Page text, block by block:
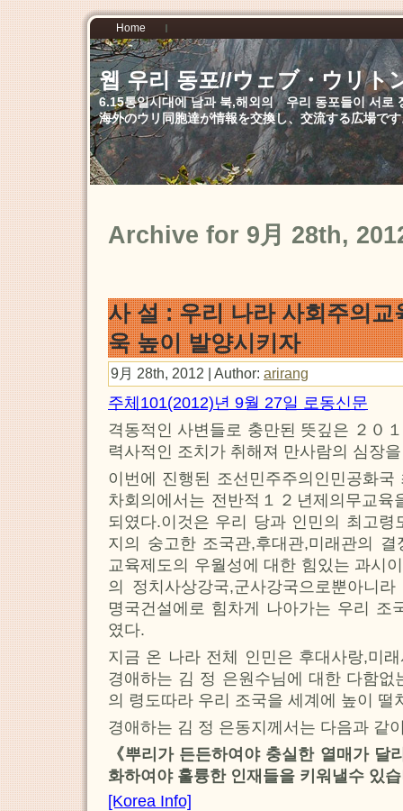
Home
웹 우리 동포//ウェブ・ウリト
6.15통일시대에 남과 북,해외의 우리 동포들이 서로
海外のウリ同胞達が情報を交換し、交流する広場で
Archive for 9月 28th,
사 설 : 우리 나라 사회주의
욱 높이 발양시키자
9月 28th, 2012 | Author: arirang
주체101(2012)년 9월 27일 로동신문
격동적인 사변들로 충만된 뜻깊은 ２０
력사적인 조치가 취해져 만사람의 심장
이번에 진행된 조선민주주의인민공화
차회의에서는 전반적１２년제의무교육
되였다.이것은 우리 당과 인민의 최고
지의 숭고한 조국관,후대관,미래관의
교육제도의 우월성에 대한 힘있는 과시
의 정치사상강국,군사강국으로뿐아니
명국건설에로 힘차게 나아가는 우리 조
였다.
지금 온 나라 전체 인민은 후대사랑,미
경애하는 김 정 은원수님에 대한 다함
의 령도따라 우리 조국을 세계에 높이 떨
경애하는 김 정 은동지께서는 다음과 같
《뿌리가 든든하여야 충실한 열매가 달
화하여야 훌륭한 인재들을 키워낼수 있
[Korea Info]